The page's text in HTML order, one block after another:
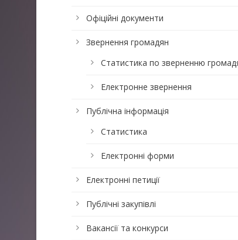
Офіційні документи
Звернення громадян
Статистика по зверненню
Електронне звернення
Публічна інформація
Статистика
Електронні форми
Електронні петиції
Публічні закупівлі
Вакансії та конкурси